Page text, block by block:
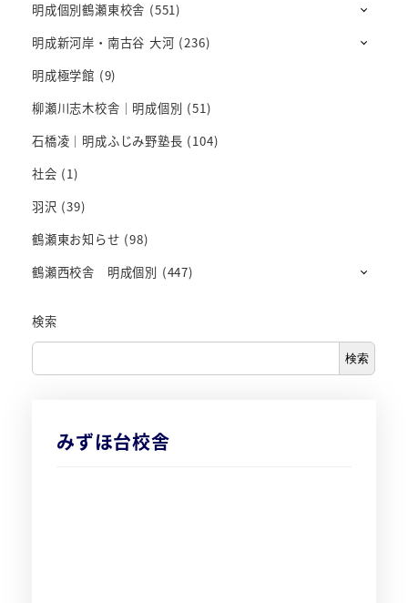
明成個別鶴瀬東校舎 (551)
明成新河岸・南古谷 大河 (236)
明成極学館 (9)
柳瀬川志木校舎｜明成個別 (51)
石橋凌｜明成ふじみ野塾長 (104)
社会 (1)
羽沢 (39)
鶴瀬東お知らせ (98)
鶴瀬西校舎 明成個別 (447)
検索
検索
みずほ台校舎